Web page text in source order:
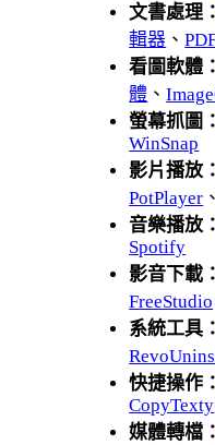
文書處理
輯器 、
看圖軟體
體 、
螢幕抓圖：
WinSnap
影片播放
PotPlayer
音樂播放
Spotify
影音下載：
FreeStudio
系統工具
快捷操作
CopyTexty
媒體轉檔